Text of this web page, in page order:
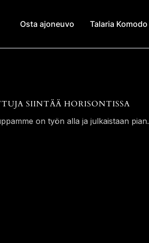
Osta ajoneuvo Talaria Komodo
SIINTÄÄ HORISONTISSA
on työn alla ja julkaistaan pian.